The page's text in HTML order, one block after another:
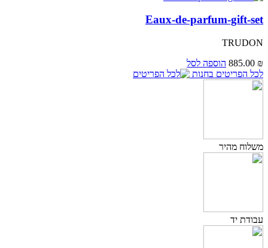
Eaux-de-parfum-gift-set
TRUDON
885.00 ₪
הוספה לסל
לכל הפריטים בחנות
משלוח מהיר
עבודת יד